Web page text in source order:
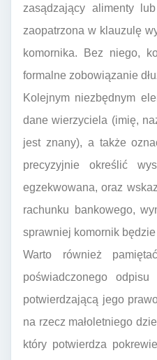
zasądzający alimenty
zaopatrzona w klauzulę
komornika. Bez niego,
formalne zobowiązanie
Kolejnym niezbędnym
dane wierzyciela (imię,
jest znany), a także
precyzyjnie określić
egzekwowana, oraz
rachunku bankowego,
sprawniej komornik będzie
Warto również
poświadczonego
potwierdzającą jego
na rzecz małoletniego
który potwierdza